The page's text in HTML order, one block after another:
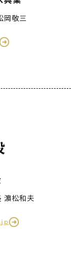
岡敬三
濵松和夫